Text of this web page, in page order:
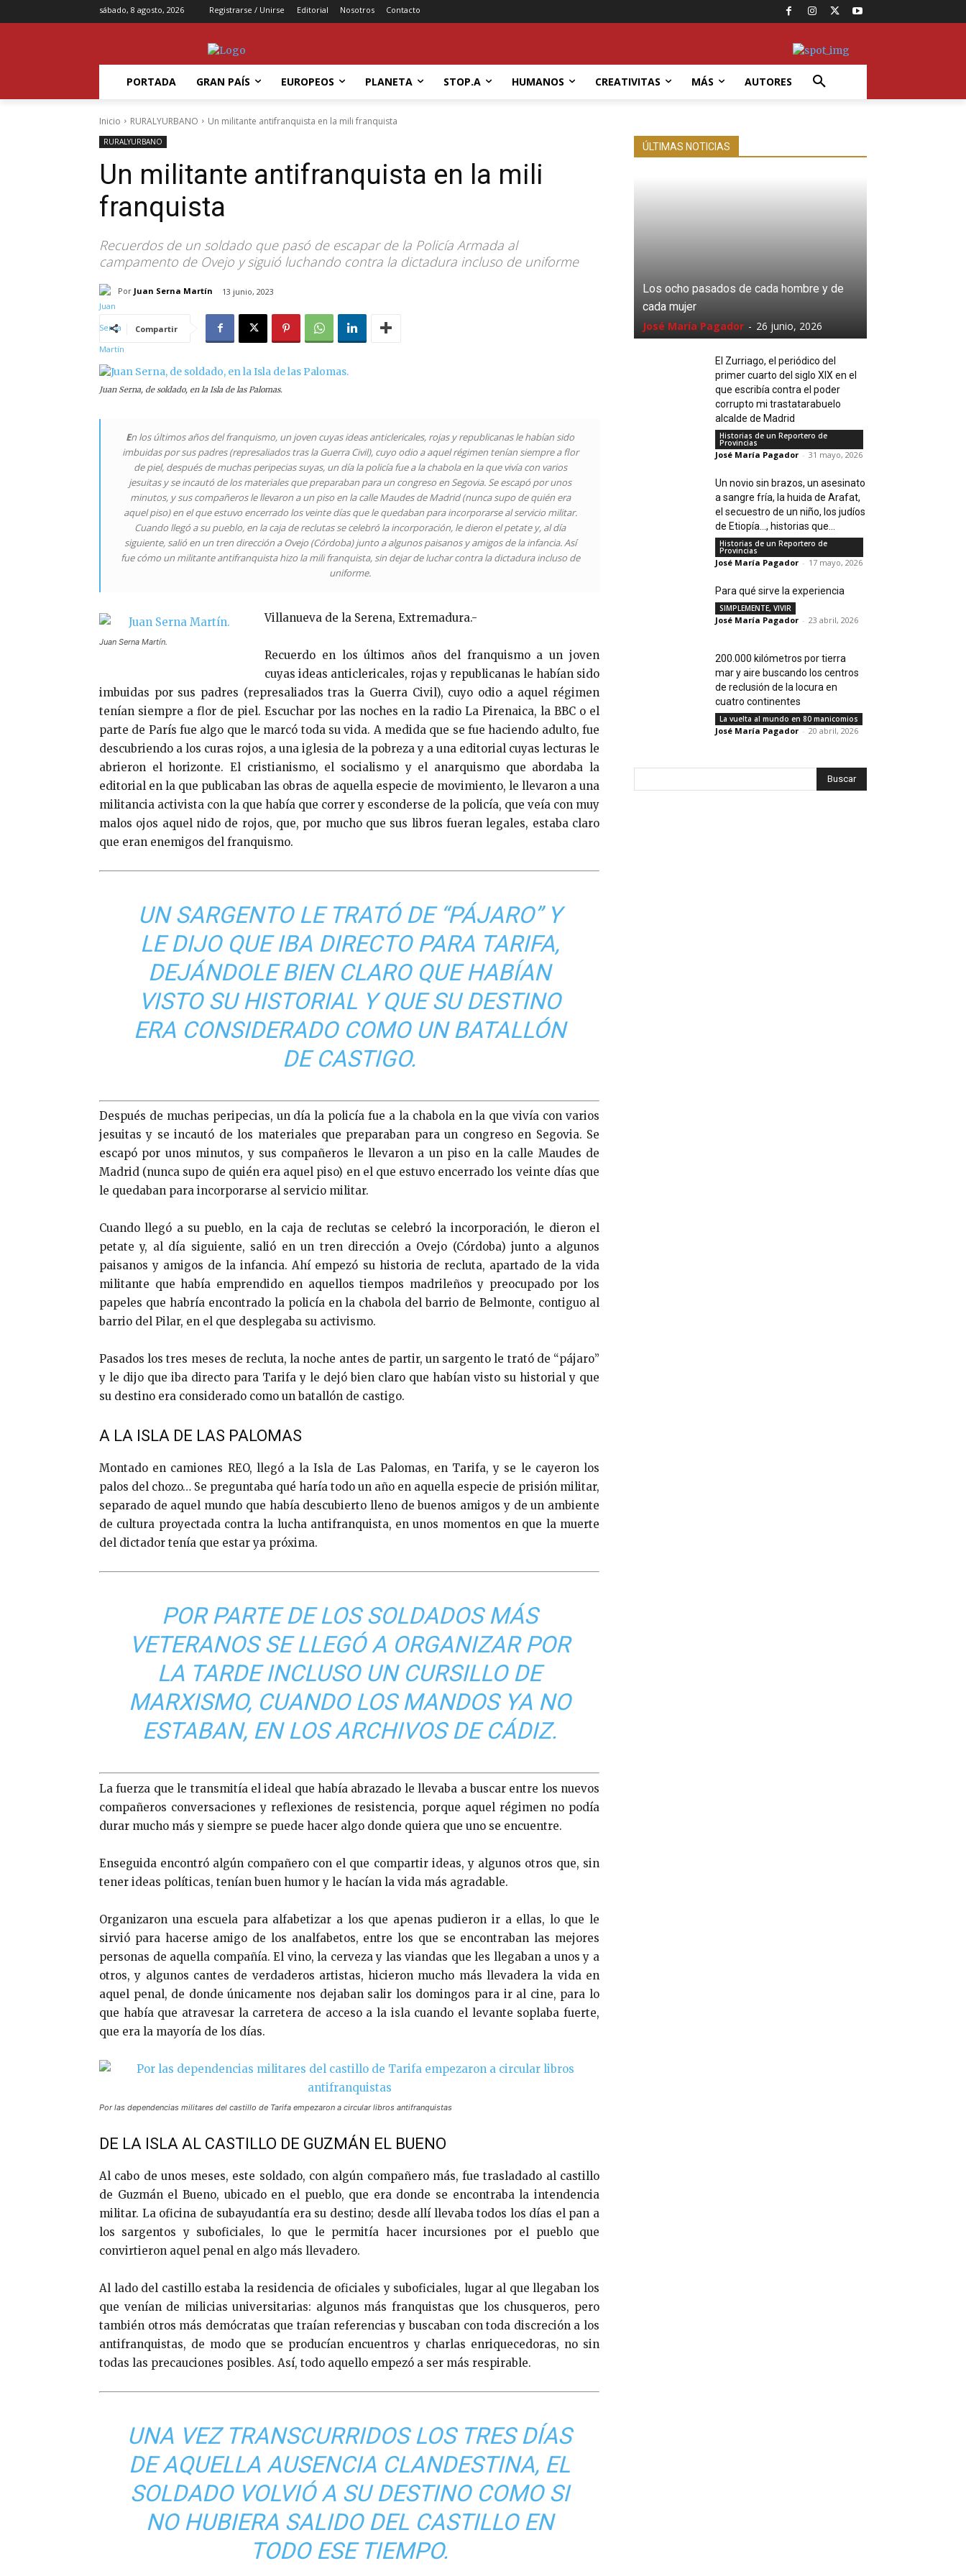
sábado, 8 agosto, 2026 Registrarse / Unirse Editorial Nosotros Contacto
PORTADA GRAN PAÍS EUROPEOS PLANETA STOP.A HUMANOS CREATIVITAS MÁS AUTORES
Inicio RURALYURBANO Un militante antifranquista en la mili franquista
RURALYURBANO
Un militante antifranquista en la mili
franquista
Recuerdos de un soldado que pasó de escapar de la Policía Armada al
campamento de Ovejo y siguió luchando contra la dictadura incluso de uniforme
Por Juan Serna Martín 13 junio, 2023
Compartir
Juan Serna, de soldado, en la Isla de las Palomas.
En los últimos años del franquismo, un joven cuyas ideas anticlericales, rojas y republicanas le habían sido
imbuidas por sus padres (represaliados tras la Guerra Civil), cuyo odio a aquel régimen tenían siempre a flor
de piel, después de muchas peripecias suyas, un día la policía fue a la chabola en la que vivía con varios
jesuitas y se incautó de los materiales que preparaban para un congreso en Segovia. Se escapó por unos
minutos, y sus compañeros le llevaron a un piso en la calle Maudes de Madrid (nunca supo de quién era
aquel piso) en el que estuvo encerrado los veinte días que le quedaban para incorporarse al servicio militar.
Cuando llegó a su pueblo, en la caja de reclutas se celebró la incorporación, le dieron el petate y, al día
siguiente, salió en un tren dirección a Ovejo (Córdoba) junto a algunos paisanos y amigos de la infancia. Así
fue cómo un militante antifranquista hizo la mili franquista, sin dejar de luchar contra la dictadura incluso de
uniforme.
Juan Serna Martín.
Villanueva de la Serena, Extremadura.-
Recuerdo en los últimos años del franquismo a un joven
cuyas ideas anticlericales, rojas y republicanas le habían sido
imbuidas por sus padres (represaliados tras la Guerra Civil), cuyo odio a aquel régimen
tenían siempre a flor de piel. Escuchar por las noches en la radio La Pirenaica, la BBC o el
parte de París fue algo que le marcó toda su vida. A medida que se fue haciendo adulto, fue
descubriendo a los curas rojos, a una iglesia de la pobreza y a una editorial cuyas lecturas le
abrieron el horizonte. El cristianismo, el socialismo y el anarquismo que abordaba la
editorial en la que publicaban las obras de aquella especie de movimiento, le llevaron a una
militancia activista con la que había que correr y esconderse de la policía, que veía con muy
malos ojos aquel nido de rojos, que, por mucho que sus libros fueran legales, estaba claro
que eran enemigos del franquismo.
UN SARGENTO LE TRATÓ DE “PÁJARO” Y
LE DIJO QUE IBA DIRECTO PARA TARIFA,
DEJÁNDOLE BIEN CLARO QUE HABÍAN
VISTO SU HISTORIAL Y QUE SU DESTINO
ERA CONSIDERADO COMO UN BATALLÓN
DE CASTIGO.
Después de muchas peripecias, un día la policía fue a la chabola en la que vivía con varios
jesuitas y se incautó de los materiales que preparaban para un congreso en Segovia. Se
escapó por unos minutos, y sus compañeros le llevaron a un piso en la calle Maudes de
Madrid (nunca supo de quién era aquel piso) en el que estuvo encerrado los veinte días que
le quedaban para incorporarse al servicio militar.
Cuando llegó a su pueblo, en la caja de reclutas se celebró la incorporación, le dieron el
petate y, al día siguiente, salió en un tren dirección a Ovejo (Córdoba) junto a algunos
paisanos y amigos de la infancia. Ahí empezó su historia de recluta, apartado de la vida
militante que había emprendido en aquellos tiempos madrileños y preocupado por los
papeles que habría encontrado la policía en la chabola del barrio de Belmonte, contiguo al
barrio del Pilar, en el que desplegaba su activismo.
Pasados los tres meses de recluta, la noche antes de partir, un sargento le trató de “pájaro”
y le dijo que iba directo para Tarifa y le dejó bien claro que habían visto su historial y que
su destino era considerado como un batallón de castigo.
A LA ISLA DE LAS PALOMAS
Montado en camiones REO, llegó a la Isla de Las Palomas, en Tarifa, y se le cayeron los
palos del chozo… Se preguntaba qué haría todo un año en aquella especie de prisión militar,
separado de aquel mundo que había descubierto lleno de buenos amigos y de un ambiente
de cultura proyectada contra la lucha antifranquista, en unos momentos en que la muerte
del dictador tenía que estar ya próxima.
POR PARTE DE LOS SOLDADOS MÁS
VETERANOS SE LLEGÓ A ORGANIZAR POR
LA TARDE INCLUSO UN CURSILLO DE
MARXISMO, CUANDO LOS MANDOS YA NO
ESTABAN, EN LOS ARCHIVOS DE CÁDIZ.
La fuerza que le transmitía el ideal que había abrazado le llevaba a buscar entre los nuevos
compañeros conversaciones y reflexiones de resistencia, porque aquel régimen no podía
durar mucho más y siempre se puede hacer algo donde quiera que uno se encuentre.
Enseguida encontró algún compañero con el que compartir ideas, y algunos otros que, sin
tener ideas políticas, tenían buen humor y le hacían la vida más agradable.
Organizaron una escuela para alfabetizar a los que apenas pudieron ir a ellas, lo que le
sirvió para hacerse amigo de los analfabetos, entre los que se encontraban las mejores
personas de aquella compañía. El vino, la cerveza y las viandas que les llegaban a unos y a
otros, y algunos cantes de verdaderos artistas, hicieron mucho más llevadera la vida en
aquel penal, de donde únicamente nos dejaban salir los domingos para ir al cine, para lo
que había que atravesar la carretera de acceso a la isla cuando el levante soplaba fuerte,
que era la mayoría de los días.
Por las dependencias militares del castillo de Tarifa empezaron a circular libros antifranquistas
DE LA ISLA AL CASTILLO DE GUZMÁN EL BUENO
Al cabo de unos meses, este soldado, con algún compañero más, fue trasladado al castillo
de Guzmán el Bueno, ubicado en el pueblo, que era donde se encontraba la intendencia
militar. La oficina de subayudantía era su destino; desde allí llevaba todos los días el pan a
los sargentos y suboficiales, lo que le permitía hacer incursiones por el pueblo que
convirtieron aquel penal en algo más llevadero.
Al lado del castillo estaba la residencia de oficiales y suboficiales, lugar al que llegaban los
que venían de milicias universitarias: algunos más franquistas que los chusqueros, pero
también otros más demócratas que traían referencias y buscaban con toda discreción a los
antifranquistas, de modo que se producían encuentros y charlas enriquecedoras, no sin
todas las precauciones posibles. Así, todo aquello empezó a ser más respirable.
UNA VEZ TRANSCURRIDOS LOS TRES DÍAS
DE AQUELLA AUSENCIA CLANDESTINA, EL
SOLDADO VOLVIÓ A SU DESTINO COMO SI
NO HUBIERA SALIDO DEL CASTILLO EN
TODO ESE TIEMPO.
ÚLTIMAS NOTICIAS
Los ocho pasados de cada hombre y de
cada mujer
José María Pagador - 26 junio, 2026
El Zurriago, el periódico del
primer cuarto del siglo XIX en el
que escribía contra el poder
corrupto mi trastatarabuelo
alcalde de Madrid
Historias de un Reportero de
Provincias
José María Pagador - 31 mayo, 2026
Un novio sin brazos, un asesinato
a sangre fría, la huida de Arafat,
el secuestro de un niño, los judíos
de Etiopía…, historias que...
Historias de un Reportero de
Provincias
José María Pagador - 17 mayo, 2026
Para qué sirve la experiencia
SIMPLEMENTE, VIVIR
José María Pagador - 23 abril, 2026
200.000 kilómetros por tierra
mar y aire buscando los centros
de reclusión de la locura en
cuatro continentes
La vuelta al mundo en 80 manicomios
José María Pagador - 20 abril, 2026
Buscar